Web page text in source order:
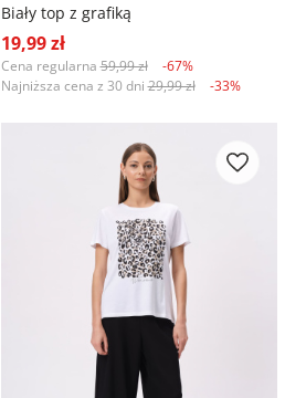
Biały top z grafiką
19,99 zł
Cena regularna59,99 zł
-67%
Najniższa cena z 30 dni29,99 zł -33%